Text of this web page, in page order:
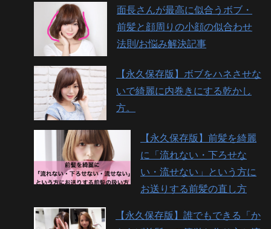
面長さんが最高に似合うボブ・
前髪と顔周りの小顔の似合わせ
法則/お悩み解決記事
【永久保存版】ボブをハネさせな
いで綺麗に内巻きにする乾かし
方。
【永久保存版】前髪を綺麗
に「流れない・下ろせな
い・流せない」という方に
お送りする前髪の直し方
【永久保存版】誰でもできる「か